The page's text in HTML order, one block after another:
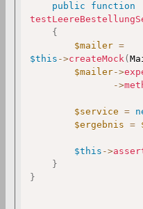
public
function
{
$mailer =
$this ->createMock(
$mailer->
->
$service =
$ergebnis
=
$this ->
}
}